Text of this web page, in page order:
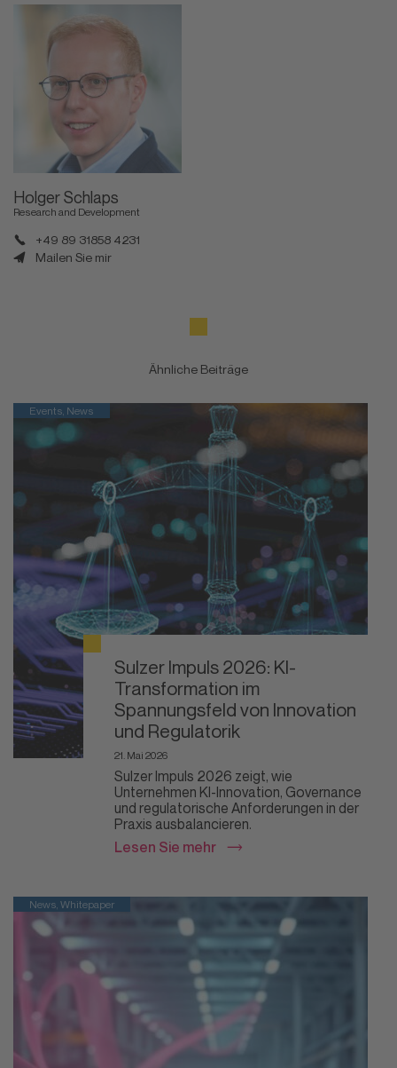
Holger Schlaps
Research and Development
+49 89 31858 4231
Mailen Sie mir
Ähnliche Beiträge
Events, News
Sulzer Impuls 2026: KI-
Transformation im
Spannungsfeld von Innovation
und Regulatorik
21. Mai 2026
Sulzer Impuls 2026 zeigt, wie
Unternehmen KI-Innovation, Governance
und regulatorische Anforderungen in der
Praxis ausbalancieren.
Lesen Sie mehr
News, Whitepaper